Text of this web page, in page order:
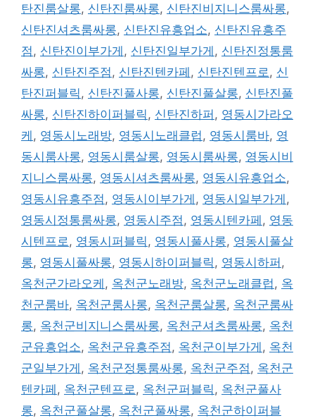
탄진룸살롱, 신탄진룸싸롱, 신탄진비지니스룸싸롱,
신탄진셔츠룸싸롱, 신탄진유흥업소, 신탄진유흥주
점 , 신탄진이부가게 , 신탄진일부가게 , 신탄진정통룸
싸롱, 신탄진주점 , 신탄진텐카페 , 신탄진텐프로 , 신
탄진퍼블릭 , 신탄진풀사롱, 신탄진풀살롱, 신탄진풀
싸롱, 신탄진하이퍼블릭 , 신탄진하퍼 , 영동시가라오
케 , 영동시노래방, 영동시노래클럽 , 영동시룸바, 영
동시룸사롱, 영동시룸살롱, 영동시룸싸롱, 영동시비
지니스룸싸롱, 영동시셔츠룸싸롱, 영동시유흥업소,
영동시유흥주점 , 영동시이부가게 , 영동시일부가게 ,
영동시정통룸싸롱, 영동시주점 , 영동시텐카페 , 영동
시텐프로 , 영동시퍼블릭 , 영동시풀사롱, 영동시풀살
롱, 영동시풀싸롱, 영동시하이퍼블릭 , 영동시하퍼 ,
옥천군가라오케 , 옥천군노래방, 옥천군노래클럽 , 옥
천군룸바, 옥천군룸사롱, 옥천군룸살롱, 옥천군룸싸
롱, 옥천군비지니스룸싸롱, 옥천군셔츠룸싸롱, 옥천
군유흥업소, 옥천군유흥주점 , 옥천군이부가게 , 옥천
군일부가게 , 옥천군정통룸싸롱, 옥천군주점 , 옥천군
텐카페 , 옥천군텐프로 , 옥천군퍼블릭 , 옥천군풀사
롱, 옥천군풀살롱, 옥천군풀싸롱, 옥천군하이퍼블